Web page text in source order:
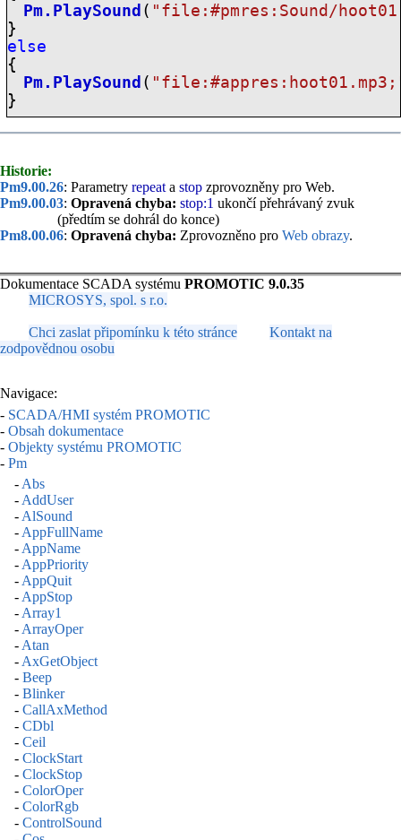
Pm.PlaySound ( "file: #pmres:Sound /
}
else
{
Pm.PlaySound ( "file: #appres:
}
Historie:
Pm9.00.26: Parametry repeat a stop zprovozněny pro Web.
Pm9.00.03: Opravená chyba: stop:1 ukončí přehrávaný zvuk
(předtím se dohrál do konce)
Pm8.00.06: Opravená chyba: Zprovozněno pro Web obrazy.
Dokumentace SCADA systému PROMOTIC 9.0.35
MICROSYS, spol. s r.o.
Chci zaslat připomínku k této stránce
Kontakt na
zodpovědnou osobu
Navigace:
- SCADA/HMI systém PROMOTIC
- Obsah dokumentace
- Objekty systému PROMOTIC
- Pm
-Abs
-AddUser
-AlSound
-AppFullName
-AppName
-AppPriority
-AppQuit
-AppStop
-Array1
-ArrayOper
-Atan
-AxGetObject
- Beep
- Blinker
- CallAxMethod
- CDbl
- Ceil
- ClockStart
- ClockStop
- ColorOper
- ColorRgb
- ControlSound